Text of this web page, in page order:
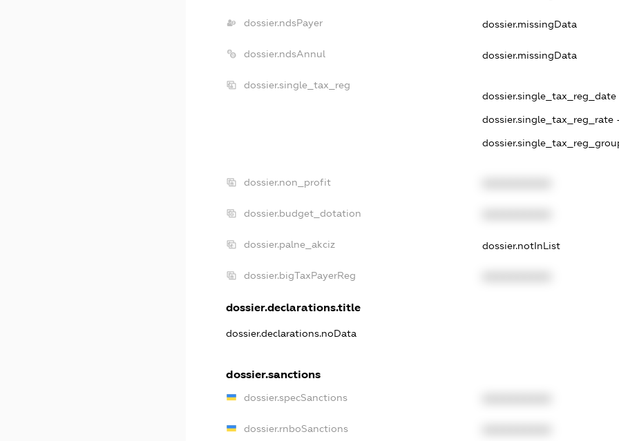
dossier.ndsPayer dossier.missingData
dossier.ndsAnnul dossier.missingData
dossier.single_tax_reg
dossier.single_tax_reg_date -
dossier.single_tax_reg_rate
dossier.non_profit
dossier.budget_dotation
dossier.palne_akciz dossier.notInList
dossier.bigTaxPayerReg
dossier.declarations.title
dossier.declarations.noData
dossier.sanctions
dossier.specSanctions
dossier.rnboSanctions